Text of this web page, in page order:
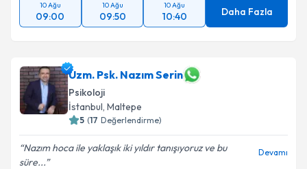
10 Ağu
09:00
10 Ağu
09:50
10 Ağu
10:40 Daha Fazla
Uzm. Psk. Nazım Serin
Psikoloji
İstanbul, Maltepe
5 (17 Değerlendirme)
Nazım hoca ile yaklaşık iki yıldır tanışıyoruz ve bu
süre...
Devamı